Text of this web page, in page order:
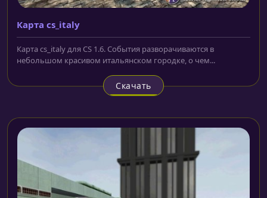
Карта cs_italy
Карта cs_italy для CS 1.6. События разворачиваются в
небольшом красивом итальянском городке, о чем...
Скачать